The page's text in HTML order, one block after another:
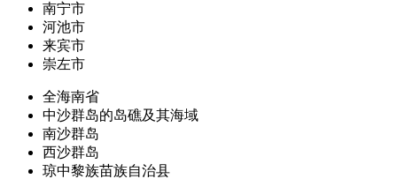
南宁市
河池市
来宾市
崇左市
全海南省
中沙群岛的岛礁及其海域
南沙群岛
西沙群岛
琼中黎族苗族自治县